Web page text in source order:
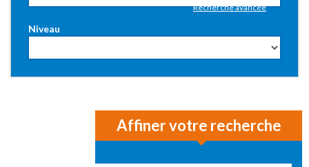
Niveau
Recherche avancée
Affiner votre recherche